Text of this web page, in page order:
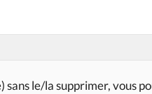
le/la supprimer, vous